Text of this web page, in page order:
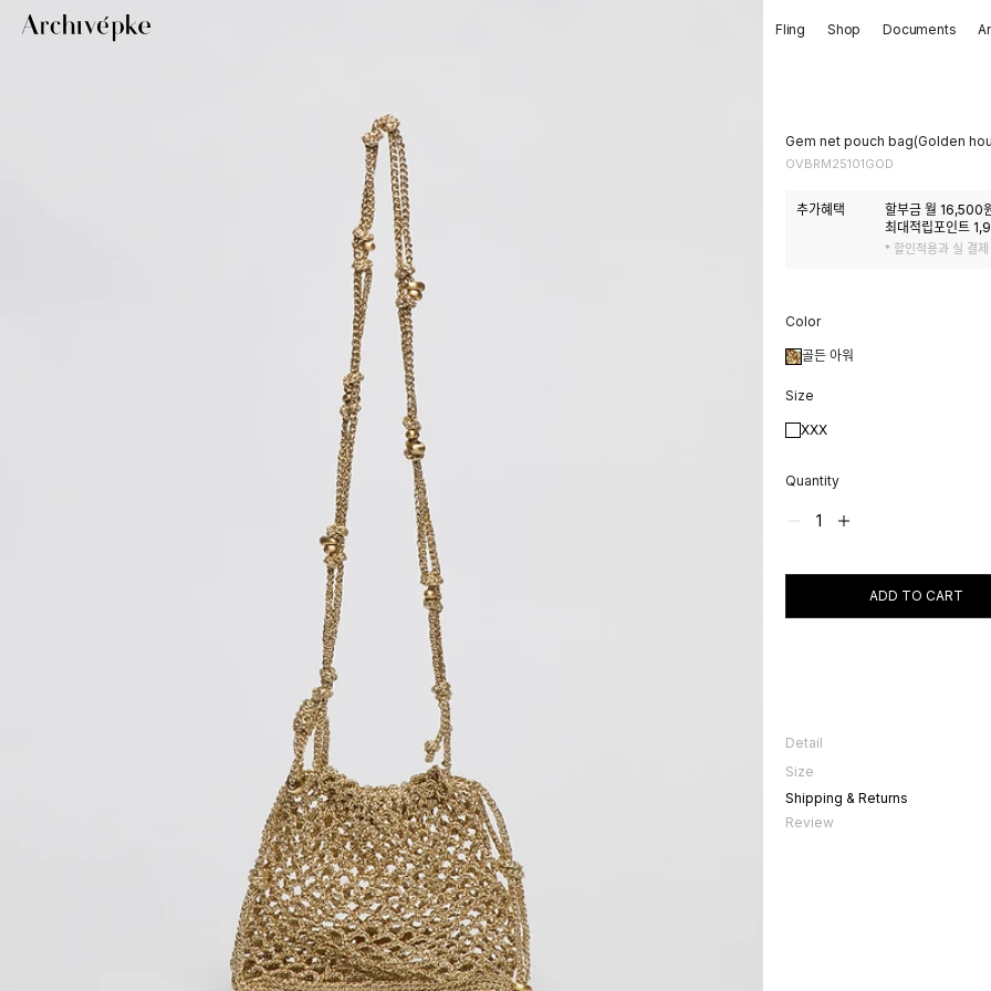
Fling Shop Documents
Gem net pouch bag(Golden
OVBRM25101GOD
추가혜택 할부금 월 16,500
최대적립포인트
* 할인적용과 실 결
Color
골든 아워
Size
XXX
Quantity
ADD TO CART
Detail
메탈릭한 원사로 짜여져 시원한 느낌
Size
Size
세로
Shipping & Returns
Review